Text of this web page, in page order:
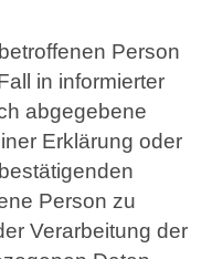
Person
in informierter
abgegebene
Erklärung oder
Person zu
Verarbeitung der